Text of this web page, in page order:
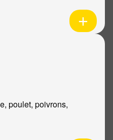
poulet, poivrons,